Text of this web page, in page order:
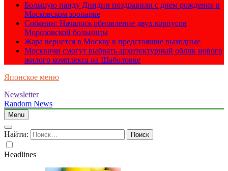
Большую панду Диндин поздравили с днем рождения в
Московском зоопарке
Собянин: Началось обновление двух корпусов
Морозовской больницы
Жара вернется в Москву в предстоящие выходные
Москвичи смогут выбрать архитектурный облик нового
жилого комплекса на Шаболовке
Японское меню
Newsletter
Random News
Menu
Найти:
Headlines